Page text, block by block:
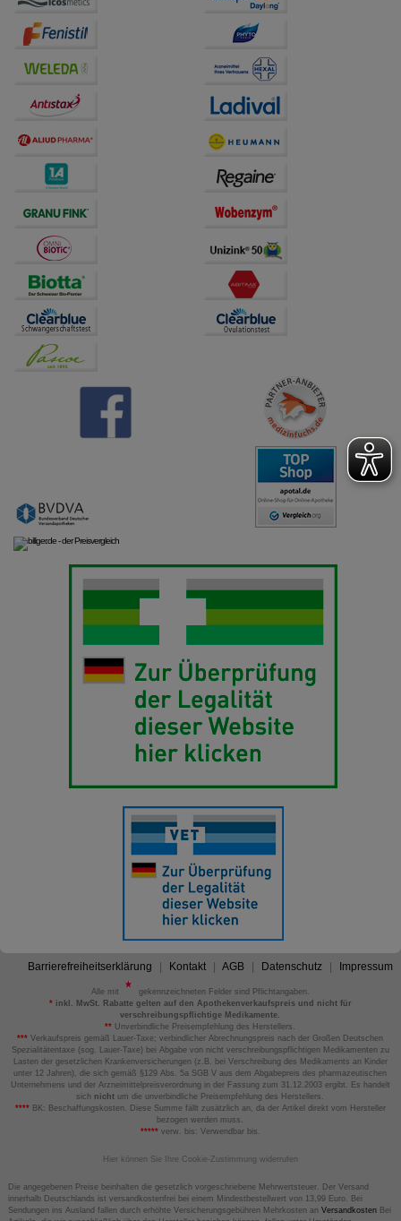
Barrierefreiheitserklärung Kontakt AGB Datenschutz Impressum
Alle mit
gekennzeichneten Felder sind Pflichtangaben.
*inkl. MwSt. Rabatte gelten auf den Apothekenverkaufspreis und nicht für
verschreibungspflichtige Medikamente.
** Unverbindliche Preisempfehlung des Herstellers.
*** Verkaufspreis gemäß Lauer-Taxe; verbindlicher Abrechnungspreis nach der Großen Deutschen
Spezialitätentaxe (sog. Lauer-Taxe) bei Abgabe von nicht verschreibungspflichtigen Medikamenten zu
Lasten der gesetzlichen Krankenversicherungen (z.B. bei Verschreibung des Medikaments an Kinder
unter 12 Jahren), die sich gemäß §129 Abs. 5a SGB V aus dem Abgabepreis des pharmazeutischen
Unternehmens und der Arzneimittelpreisverordnung in der Fassung zum 31.12.2003 ergibt. Es handelt
sich nicht um die unverbindliche Preisempfehlung des Herstellers.
****BK: Beschaffungskosten. Diese Summe fällt zusätzlich an, da der Artikel direkt vom Hersteller
bezogen werden muss.
*****verw. bis: Verwendbar bis.
Hier können Sie Ihre Cookie-Zustimmung widerrufen
Die angegebenen Preise beinhalten die gesetzlich vorgeschriebene Mehrwertsteuer. Der Versand
innerhalb Deutschlands ist versandkostenfrei bei einem Mindestbestellwert von 13,99 Euro. Bei
Sendungen ins Ausland fallen durch erhöhte Versicherungsgebühren Mehrkosten an VersandkostenBei